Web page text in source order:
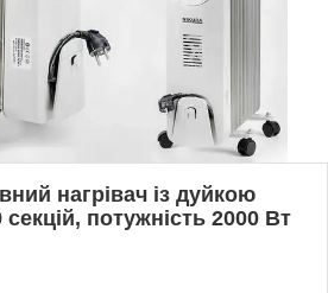
нагрівач із дуйкою
потужність 2000 Вт